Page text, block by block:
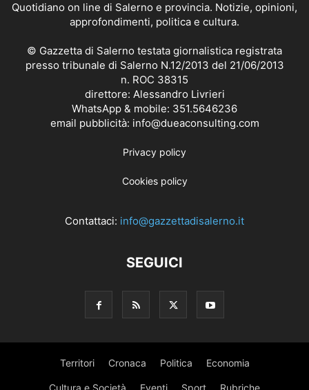
Quotidiano on line di Salerno e provincia. Notizie, opinioni,
approfondimenti, politica e cultura.
© Gazzetta di Salerno testata giornalistica registrata
presso tribunale di Salerno N.12/2013 del 21/06/2013
n. ROC 38315
direttore: Alessandro Livrieri
WhatsApp & mobile: 351.5646236
email pubblicità: info@dueaconsulting.com
Privacy policy
Cookies policy
Contattaci: info@gazzettadisalerno.it
SEGUICI
Territori Cronaca Politica Economia